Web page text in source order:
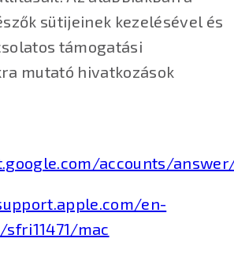
sütijeinek kezelésével és
támogatási
mutató hivatkozások
accounts/
en-
mac